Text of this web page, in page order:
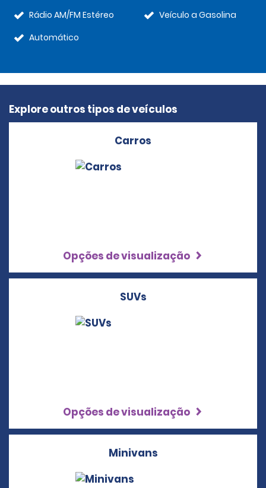
Rádio AM/FM Estéreo
Automático
Veículo a Gasolina
Explore outros tipos de veículos
Carros
Opções de visualização
SUVs
Opções de visualização
Minivans